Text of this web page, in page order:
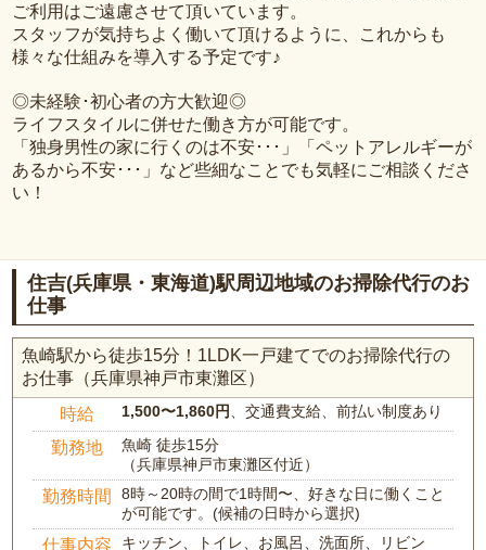
ご利用はご遠慮させて頂いています。
スタッフが気持ちよく働いて頂けるように、これからも
様々な仕組みを導入する予定です♪
◎未経験･初心者の方大歓迎◎
ライフスタイルに併せた働き方が可能です。
「独身男性の家に行くのは不安･･･」「ペットアレルギーが
あるから不安･･･」など些細なことでも気軽にご相談くださ
い！
住吉(兵庫県・東海道)駅周辺地域のお掃除代行のお
仕事
魚崎駅から徒歩15分！1LDK一戸建てでのお掃除代行の
お仕事（兵庫県神戸市東灘区）
時給 1,500〜1,860円、交通費支給、前払い制度あり
勤務地
魚崎 徒歩15分
（兵庫県神戸市東灘区付近）
勤務時間
8時～20時の間で1時間〜、好きな日に働くこと
が可能です。(候補の日時から選択)
仕事内容 キッチン、トイレ、お風呂、洗面所、リビン